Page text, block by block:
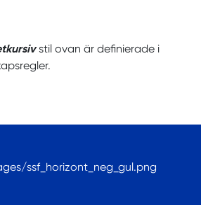
stil ovan är definierade i